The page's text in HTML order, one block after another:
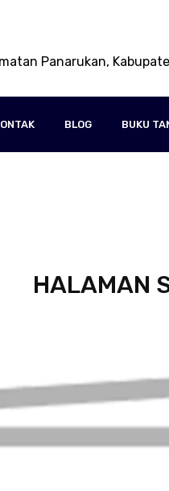
Panarukan,
BLOG BUKU
HALAMAN